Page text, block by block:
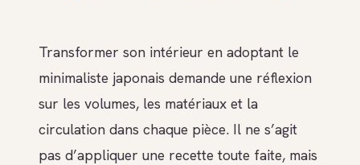
Transformer son intérieur en adoptant le
minimaliste japonais demande une réflexion
sur les volumes, les matériaux et la
circulation dans chaque pièce. Il ne s’agit
pas d’appliquer une recette toute faite, mais